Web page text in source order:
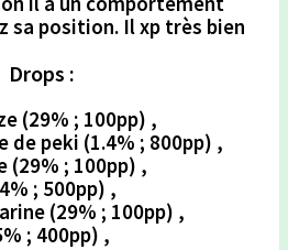
sa position. Il xp très bien
Drops :
(29% ; 100pp) ,
de peki (1.4% ; 800pp) ,
(29% ; 100pp) ,
; 500pp) ,
(29% ; 100pp) ,
; 400pp) ,